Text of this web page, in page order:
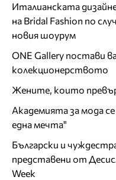
Италианската
на Bridal Fashion по
новия шоурум
ONE Gallery постави
колекционерството
Жените, които
Академията за мода
една мечта"
Български и
представени от
Week